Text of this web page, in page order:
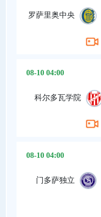
罗萨里奥中央
08-10 04:00
科尔多瓦学院
08-10 04:00
门多萨独立